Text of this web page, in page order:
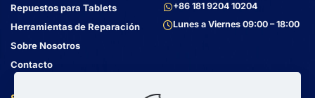
Repuestos para Tablets
Herramientas de Reparación
Sobre Nosotros
Contacto
+86 181 9204 10204
Lunes a Viernes 09:00 – 18:00